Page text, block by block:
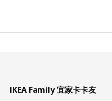
IKEA Family 宜家卡卡友